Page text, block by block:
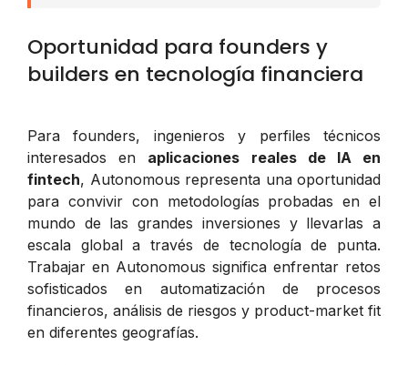
Oportunidad para founders y
builders en tecnología financiera
Para founders, ingenieros y perfiles técnicos
interesados en aplicaciones reales de IA en
fintech, Autonomous representa una oportunidad
para convivir con metodologías probadas en el
mundo de las grandes inversiones y llevarlas a
escala global a través de tecnología de punta.
Trabajar en Autonomous significa enfrentar retos
sofisticados en automatización de procesos
financieros, análisis de riesgos y product-market fit
en diferentes geografías.